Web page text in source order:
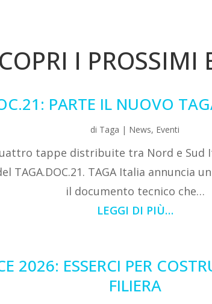
I PROSSIMI
PARTE IL NUOVO
di Taga | News, Eventi
tappe distribuite tra Nord e
TAGA Italia annuncia
il documento tecnico che…
LEGGI DI PIÙ…
2026: ESSERCI PER
FILIERA